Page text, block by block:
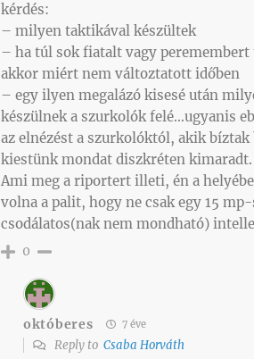
kérdés:
– milyen taktikával készültek
– ha túl sok fiatalt vagy peremembert
akkor miért nem változtatott időben
– egy ilyen megalázó kisesé után
készülnek a szurkolók felé…ugyanis
az elnézést a szurkolóktól, akik bíztak
kiestünk mondat diszkréten kimaradt.
Ami meg a riportert illeti, én a
volna a palit, hogy ne csak egy 15
csodálatos(nak nem mondható)
0
októberes 7 éve
Reply to Csaba Horváth